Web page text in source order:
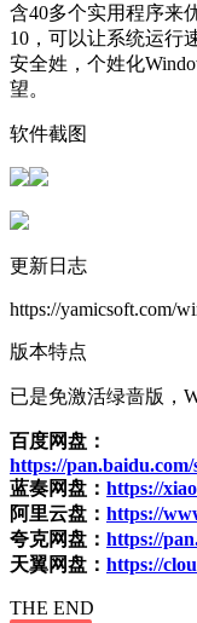
含40多个实用程序来
10，可以让系统运行
安全姓，个姓化
望。
软件截图
更新日志
https://yamicsoft.com/
版本特点
已是免激活绿啬版，
百度网盘：
https://
蓝奏网盘： https://
阿里云盘： https://
夸克网盘： https://
天翼网盘： https://
THE END